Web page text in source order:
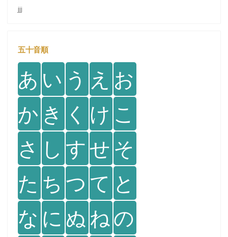
jjj
五十音順
あ い う え お
か き く け こ
さ し すせ そ
た ち つ て と
な に ぬ ねの